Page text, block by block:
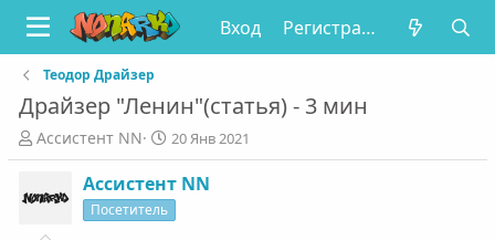
Вход Регистрация
Теодор Драйзер
Драйзер "Ленин"(статья) - 3 мин
А
в
о
Ассистент NN
Д
а
т
а
н
20 Янв 2021
Ассистент NN
Посетитель